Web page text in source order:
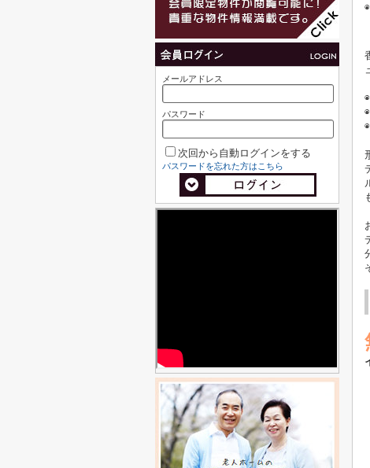
メールアドレス
パスワード
次回から自動ログインをする
パスワードを忘れた方はこちら